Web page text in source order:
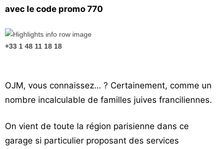
avec le code promo 770
+33 1 48 11 18 18
OJM, vous connaissez… ? Certainement, comme un
nombre incalculable de familles juives franciliennes.
On vient de toute la région parisienne dans ce
garage si particulier proposant des services